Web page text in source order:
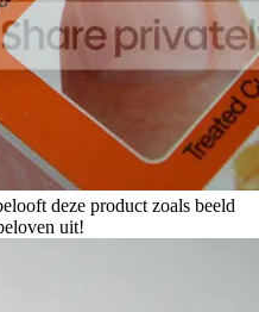
deze product zoals beeld
uit!